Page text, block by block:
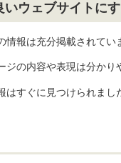
いウェブサイトに
情報は充分掲載されてい
ジの内容や表現は分かり
はすぐに見つけられまし